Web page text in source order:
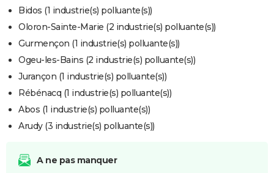
FORUM
Bricolage
Lifestyle
Culture
Sport
Auto
Television
Voyage
Cinema
Bidos (1 industrie(s) polluante(s))
Oloron-Sainte-Marie (2 industrie(s) polluante(s))
Gurmençon (1 industrie(s) polluante(s))
Ogeu-les-Bains (2 industrie(s) polluante(s))
Jurançon (1 industrie(s) polluante(s))
Rébénacq (1 industrie(s) polluante(s))
Abos (1 industrie(s) polluante(s))
Arudy (3 industrie(s) polluante(s))
A ne pas manquer